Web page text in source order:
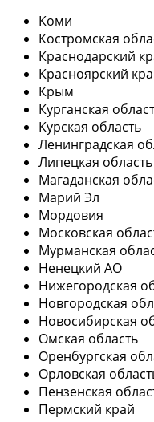
Коми
Костромская
Краснодарский
Красноярский
Крым
Курганская
Курская область
Ленинградская
Липецкая область
Магаданская
Марий Эл
Мордовия
Московская
Мурманская
Ненецкий АО
Нижегородская
Новгородская
Новосибирская
Омская область
Оренбургская
Орловская
Пензенская
Пермский край